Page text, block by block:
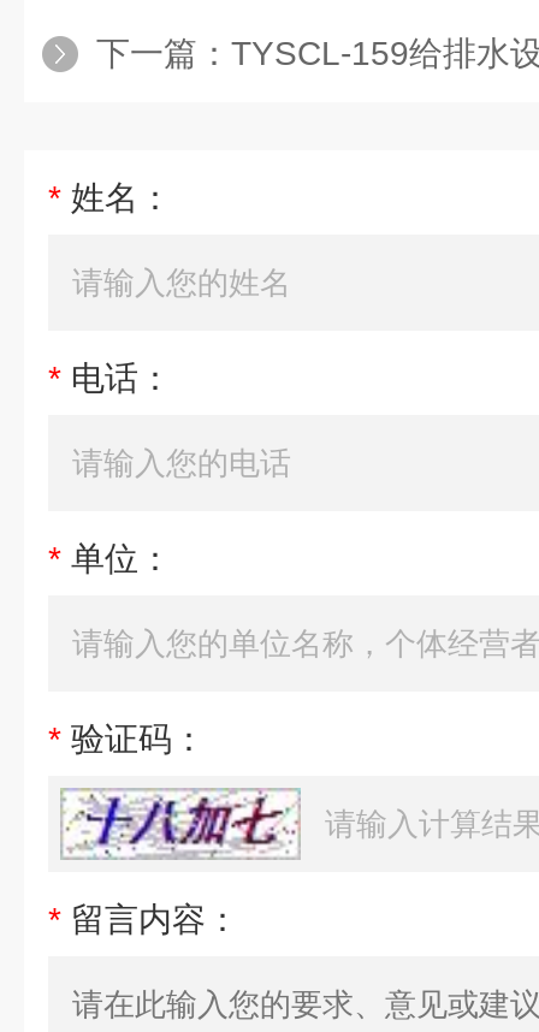
下一篇： TYSCL-159给排水设备安装与控
* 姓名：
* 电话：
* 单位：
* 验证码：
* 留言内容：